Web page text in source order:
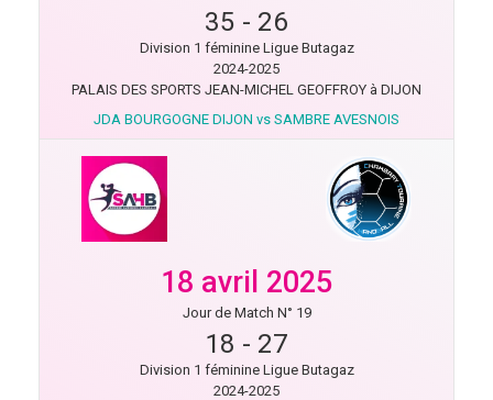
35 - 26
Division 1 féminine Ligue Butagaz
2024-2025
PALAIS DES SPORTS JEAN-MICHEL GEOFFROY à DIJON
JDA BOURGOGNE DIJON vs SAMBRE AVESNOIS
18 avril 2025
Jour de Match N° 19
18 - 27
Division 1 féminine Ligue Butagaz
2024-2025